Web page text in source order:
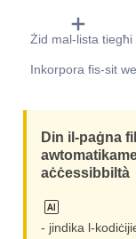
Żid mal-lista tiegħi
Inkorpora fis-sit
Din il-paġna
aċċessibbiltà
- jindika l-